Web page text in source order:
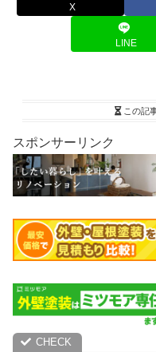
X
LINE
この記
スポンサーリンク